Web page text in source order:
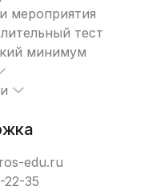
мероприятия
тест
минимум
edu.ru
22-35